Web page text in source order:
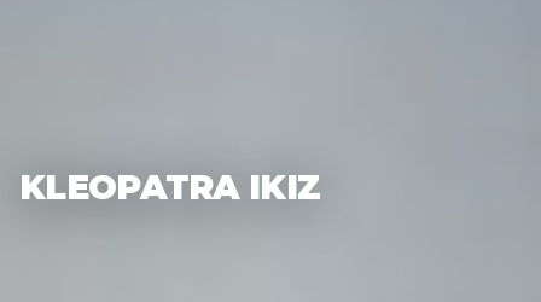
KLEOPATRA IKIZ